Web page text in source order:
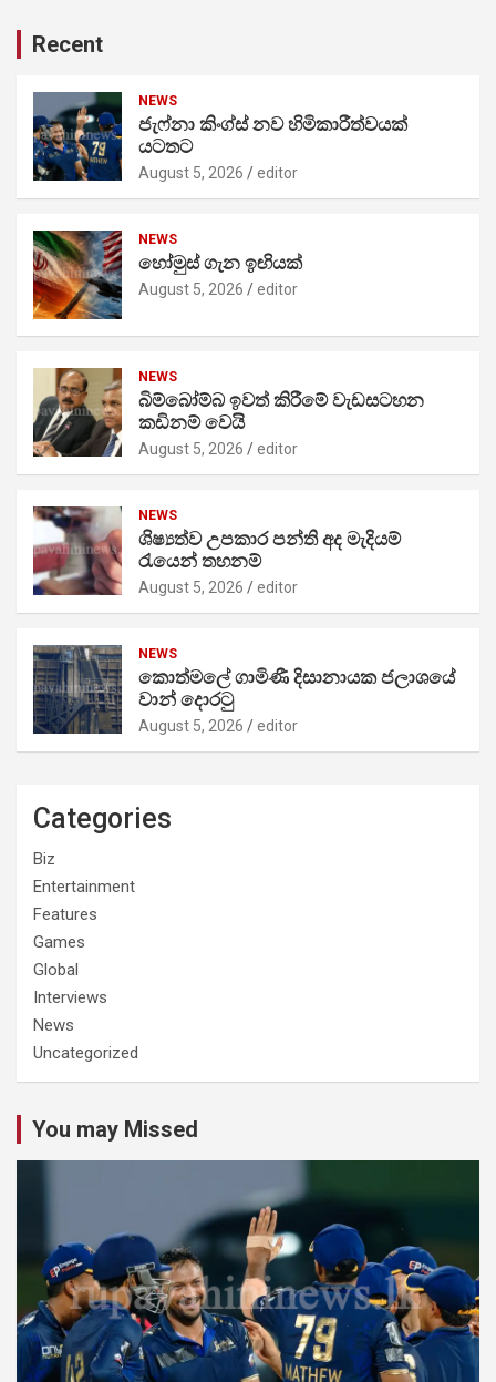
Recent
NEWS
ජැෆ්නා කිංග්ස් නව හිමිකාරීත්වයක්
යටතට
August 5, 2026 editor
NEWS
හෝමුස් ගැන ඉඟියක්
August 5, 2026 editor
NEWS
බිම්බෝම්බ ඉවත් කිරීමේ වැඩසටහන
කඩිනම් වෙයි
August 5, 2026 editor
NEWS
ශිෂ්‍යත්ව උපකාර පන්ති අද මැදියම්
රැයෙන් තහනම්
August 5, 2026 editor
NEWS
කොත්මලේ ගාමිණී දිසානායක ජලාශයේ
වාන් දොරටු
August 5, 2026 editor
Categories
Biz
Entertainment
Features
Games
Global
Interviews
News
Uncategorized
You may Missed